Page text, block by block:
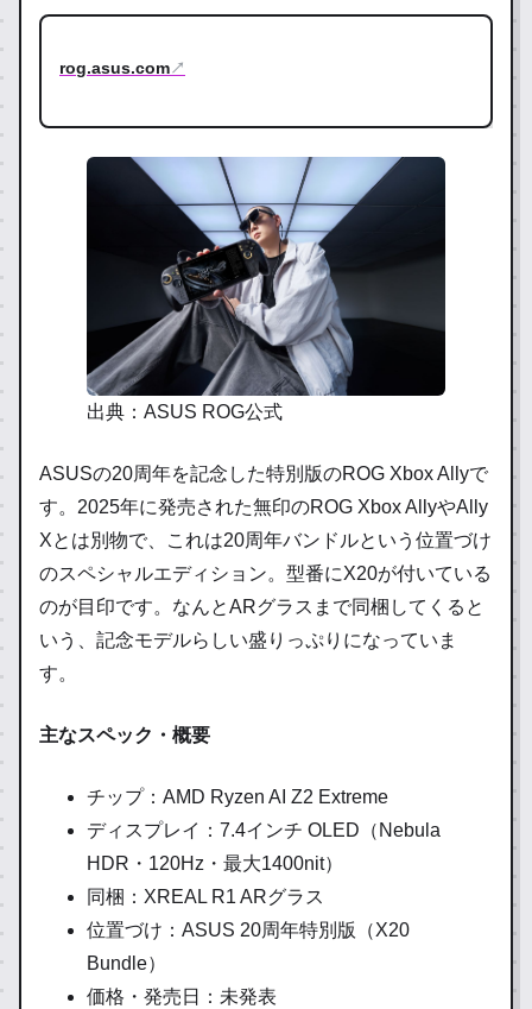
rog.asus.com↗
出典：ASUS ROG公式
ASUSの20周年を記念した特別版のROG Xbox Allyで
す。2025年に発売された無印のROG Xbox AllyやAlly
Xとは別物で、これは20周年バンドルという位置づけ
のスペシャルエディション。型番にX20が付いている
のが目印です。なんとARグラスまで同梱してくると
いう、記念モデルらしい盛りっぷりになっていま
す。
主なスペック・概要
チップ：AMD Ryzen AI Z2 Extreme
ディスプレイ：7.4インチ OLED（Nebula
HDR・120Hz・最大1400nit）
同梱：XREAL R1 ARグラス
位置づけ：ASUS 20周年特別版（X20
Bundle）
価格・発売日：未発表